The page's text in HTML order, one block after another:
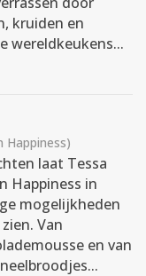
kruiden en
wereldkeukens...
Happiness)
laat Tessa
Happiness in
mogelijkheden
Van
en van